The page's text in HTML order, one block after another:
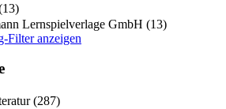
Lernspielverlage GmbH (13)
Filter anzeigen
(287)